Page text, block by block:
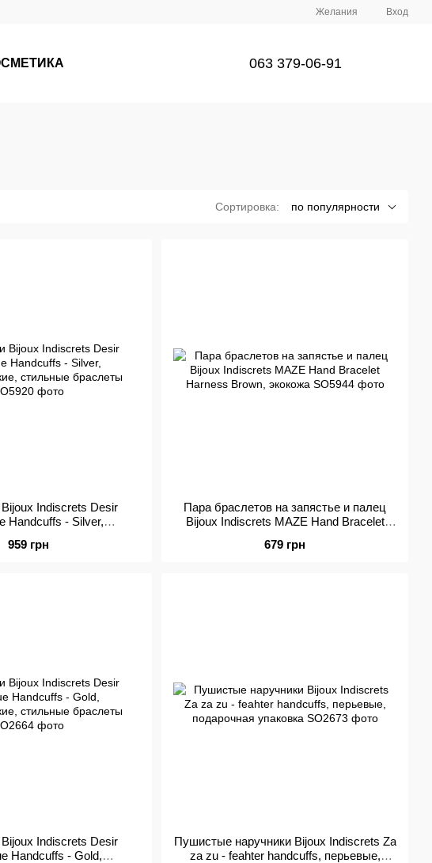
Желания Вход
063 379-06-91
Сортировка: по популярности
Indiscrets Desir
Handcuffs - Silver,
959 грн
Пара браслетов на запястье и палец
Bijoux Indiscrets MAZE Hand Bracelet
679 грн
Indiscrets Desir
Handcuffs - Gold,
Пушистые наручники Bijoux Indiscrets Za
za zu - feahter handcuffs, перьевые,